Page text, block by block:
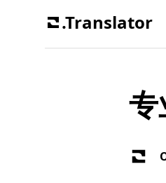
.Translator